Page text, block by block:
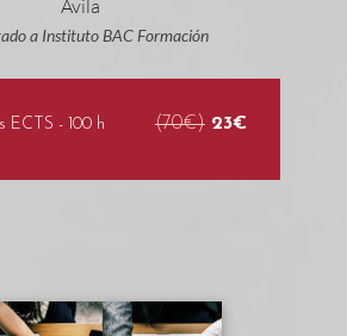
a Instituto BAC Formación
ECTS - 100 h (70€) 23€